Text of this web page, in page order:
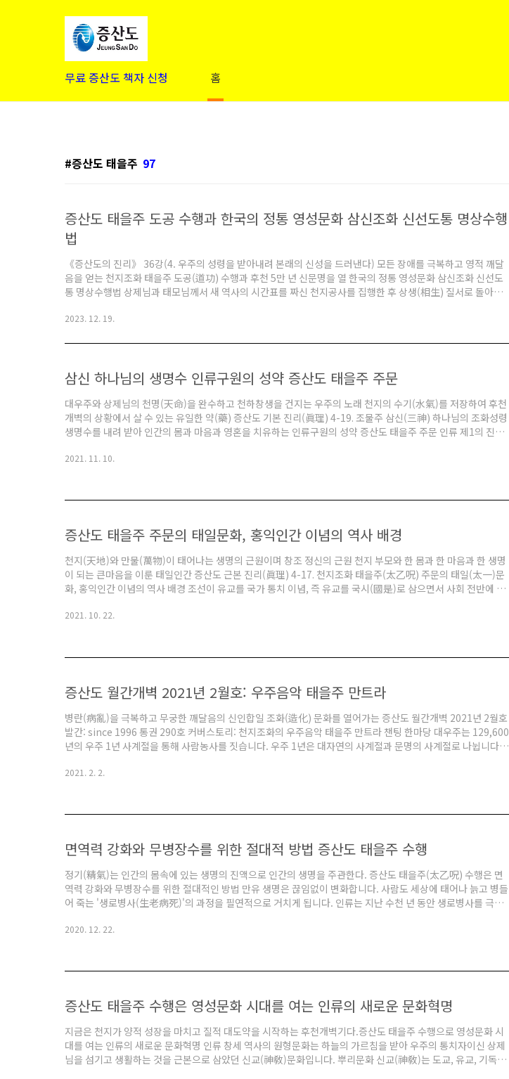
무료 증산도 책자 신청 홈
증산도 태을주 97
증산도 태을주 도공 수행과 한국의 정통 영성문화 삼신조화 신선도통 명상수행
법
《증산도의 진리》 36강(4. 우주의 성령을 받아내려 본래의 신성을 드러낸다) 모든 장애를 극복하고 영적 깨달
음을 얻는 천지조화 태을주 도공(道功) 수행과 후천 5만 년 신문명을 열 한국의 정통 영성문화 삼신조화 신선도
통 명상수행법 상제님과 태모님께서 새 역사의 시간표를 짜신 천지공사를 집행한 후 상생(相生) 질서로 돌아가
(亂法) 해원의 시간대입니다. 난법(亂法)과 해원(解寃)이라는 말처럼 세상이 종잡을 수 없고, 사람이 하고 싶은
적 마찰과 사회적 혼란과 문화적 갈등 등 주도권을 잡기 ..
2023. 12. 19.
삼신 하나님의 생명수 인류구원의 성약 증산도 태을주 주문
대우주와 상제님의 천명(天命)을 완수하고 천하창생을 건지는 우주의 노래 천지의 수기(水氣)를 저장하여 후천
개벽의 상황에서 살 수 있는 유일한 약(藥) 증산도 기본 진리(眞理) 4-19. 조물주 삼신(三神) 하나님의 조화성령
생명수를 내려 받아 인간의 몸과 마음과 영혼을 치유하는 인류구원의 성약 증산도 태을주 주문 인류 제1의 진리
본체, 우주의 일심, 우주 만유의 근원, 무형의 조물주 등 다양하게 정의할 수 있습니다. '一'을 오행으로 말하면
2021. 11. 10.
증산도 태을주 주문의 태일문화, 홍익인간 이념의 역사 배경
천지(天地)와 만물(萬物)이 태어나는 생명의 근원이며 창조 정신의 근원 천지 부모와 한 몸과 한 마음과 한 생명
이 되는 큰마음을 이룬 태일인간 증산도 근본 진리(眞理) 4-17. 천지조화 태을주(太乙呪) 주문의 태일(太一)문
화, 홍익인간 이념의 역사 배경 조선이 유교를 국가 통치 이념, 즉 유교를 국시(國是)로 삼으면서 사회 전반에 걸
터 내려온 도교의 여러 기관을 소격전(昭格殿, 세조 때 소격서昭格署로 강등)으로 병합하여 제례(초제醮祭)를
2021. 10. 22.
증산도 월간개벽 2021년 2월호: 우주음악 태을주 만트라
병란(病亂)을 극복하고 무궁한 깨달음의 신인합일 조화(造化) 문화를 열어가는 증산도 월간개벽 2021년 2월호
발간: since 1996 통권 290호 커버스토리: 천지조화의 우주음악 태을주 만트라 챈팅 한마당 대우주는 129,600
년의 우주 1년 사계절을 통해 사람농사를 짓습니다. 우주 1년은 대자연의 사계절과 문명의 사계절로 나뉩니다.
년 사계절은 봄과 여름의 선천과 가을의 후천, 그리고 겨울은 일체생명이 다음 우주 1년을 준비하는 휴게기입니
2021. 2. 2.
면역력 강화와 무병장수를 위한 절대적 방법 증산도 태을주 수행
정기(精氣)는 인간의 몸속에 있는 생명의 진액으로 인간의 생명을 주관한다. 증산도 태을주(太乙呪) 수행은 면
역력 강화와 무병장수를 위한 절대적인 방법 만유 생명은 끊임없이 변화합니다. 사람도 세상에 태어나 늙고 병들
어 죽는 '생로병사(生老病死)'의 과정을 필연적으로 거치게 됩니다. 인류는 지난 수천 년 동안 생로병사를 극복
아닙니다, 일부 헛된 욕망에 사로잡힌 사람도 있었지만, 천지 대자연의 섭리를 거스르지 않고 다만, 건강한 몸으
2020. 12. 22.
증산도 태을주 수행은 영성문화 시대를 여는 인류의 새로운 문화혁명
지금은 천지가 양적 성장을 마치고 질적 대도약을 시작하는 후천개벽기다.증산도 태을주 수행으로 영성문화 시
대를 여는 인류의 새로운 문화혁명 인류 창세 역사의 원형문화는 하늘의 가르침을 받아 우주의 통치자이신 상제
님을 섬기고 생활하는 것을 근본으로 삼았던 신교(神敎)문화입니다. 뿌리문화 신교(神敎)는 도교, 유교, 기독교